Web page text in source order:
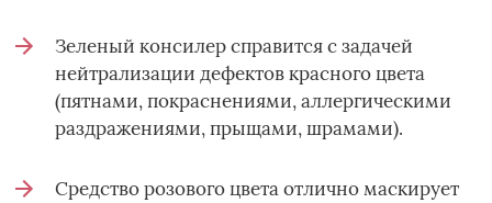
Зеленый консилер справится с задачей
нейтрализации дефектов красного цвета
(пятнами, покраснениями, аллергическими
раздражениями, прыщами, шрамами).
Средство розового цвета отлично маскирует